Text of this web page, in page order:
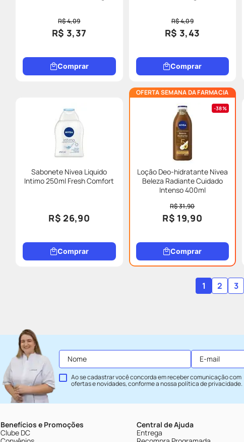
R$ 4,09
R$ 3,37
Comprar
R$ 4,09
R$ 3,43
Comprar
Sabonete Nivea Liquido
Intimo 250ml Fresh Comfort
R$ 26,90
Comprar
OFERTA SEMANA DA FARMACIA
38%
Loção Deo-hidratante Nivea
Beleza Radiante Cuidado
Intenso 400ml
R$ 31,90
R$ 19,90
Comprar
1 2 3
Ao se cadastrar você concorda em receber comunicação com
ofertas e novidades, conforme a nossapolítica de privacidade.
Benefícios e Promoções
Clube DC
Central de Ajuda
Entrega